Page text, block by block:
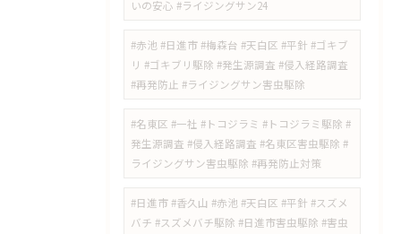
いの安心 #ライジングサン24
#赤池 #日進市 #梅森台 #天白区 #平針 #ゴキブ
リ #ゴキブリ駆除 #発生源調査 #侵入経路調査
#再発防止 #ライジングサン害虫駆除
#名東区 #一社 #トコジラミ #トコジラミ駆除 #
発生源調査 #侵入経路調査 #名東区害虫駆除 #
ライジングサン害虫駆除 #再発防止対策
#日進市 #香久山 #赤池 #天白区 #平針 #スズメ
バチ #スズメバチ駆除 #日進市害虫駆除 #害虫